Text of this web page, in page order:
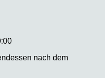
nach dem